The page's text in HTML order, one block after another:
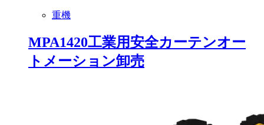
重機
MPA1420工業用安全カーテンオー
トメーション卸売